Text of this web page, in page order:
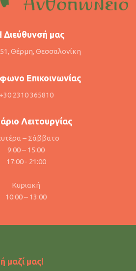
Διεύθυνσή μας
Θέρμη, Θεσσαλονίκη
Επικοινωνίας
+30 2310 365810
Λειτουργίας
– Σάββατο
9:00 – 15:00
17:00 - 21:00
Κυριακή
10:00 – 13:00
μαζί μας!